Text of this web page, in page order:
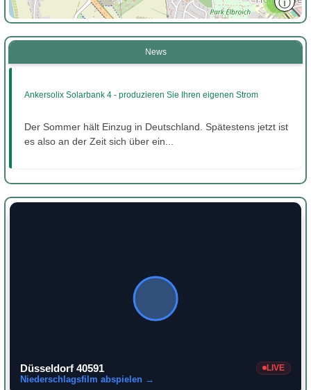
News
Ankersolix Solarbank 4 - produzieren Sie Ihren eigenen Strom
Der Sommer hält Einzug in Deutschland. Spätestens jetzt ist
es also an der Zeit sich über ein...
Düsseldorf 40591 LIVE
Niederschlagsfilm abspielen →